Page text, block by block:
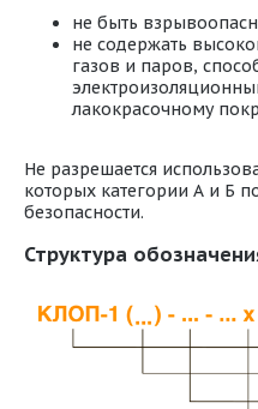
не быть
не содержать
газов и паров,
лакокрасочному
Не разрешается
которых категории А и Б
безопасности.
Структура